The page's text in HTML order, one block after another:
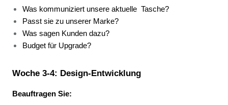
Was kommuniziert unsere aktuelle Tasche?
Passt sie zu unserer Marke?
Was sagen Kunden dazu?
Budget für Upgrade?
Woche 3-4: Design-Entwicklung
Beauftragen Sie: